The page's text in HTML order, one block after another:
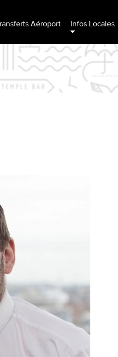
Aéroport Infos Locales